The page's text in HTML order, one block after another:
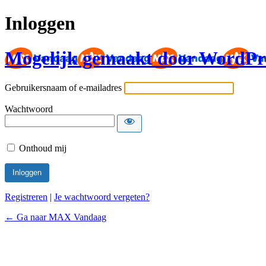
Inloggen
Mogelijk gemaakt door
Gebruikersnaam of e-mailadres
Wachtwoord
Onthoud mij
Registreren | Je wachtwoord vergeten?
← Ga naar MAX Vandaag